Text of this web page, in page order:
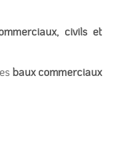
civils et
baux commerciaux